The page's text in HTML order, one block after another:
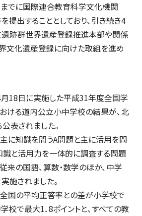
でに国際連合教育科学文化機関
提出することとしており、引き続き4
跡群世界遺産登録推進本部や関係
文化遺産登録に向けた取組を進め
18日に実施した平成31年度全国学
ける道内公立小中学校の結果が、北
表されました。
に知識を問うA問題と主に活用を問
識と活用力を一体的に調査する問題
来の国語、算数・数学のほか、中学
施されました。
国の平均正答率との差が小学校で
校で最大1．8ポイントと、すべての教